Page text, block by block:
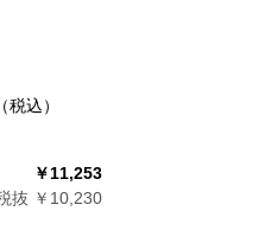
込）
￥11,253
抜 ￥10,230